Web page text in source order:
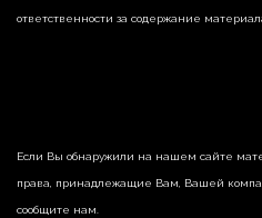
ответственности за содержание
Если Вы обнаружили на нашем сайте
права, принадлежащие Вам, Вашей
сообщите нам.